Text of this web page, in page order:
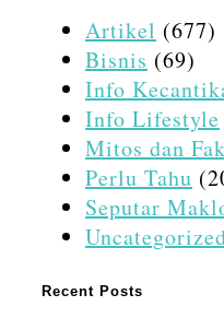
Artikel (677)
Bisnis (69)
Info
Info Lifestyle
Mitos dan
Perlu Tahu
Seputar
Recent Posts